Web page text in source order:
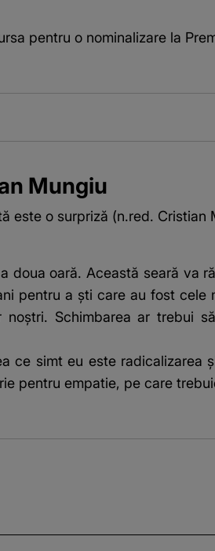
pentru o nominalizare la
Mungiu
este o surpriză (n.red.
doua oară. Această seară va
pentru a şti care au fost cele
Schimbarea ar trebui
ce simt eu este radicalizarea
pentru empatie, pe care